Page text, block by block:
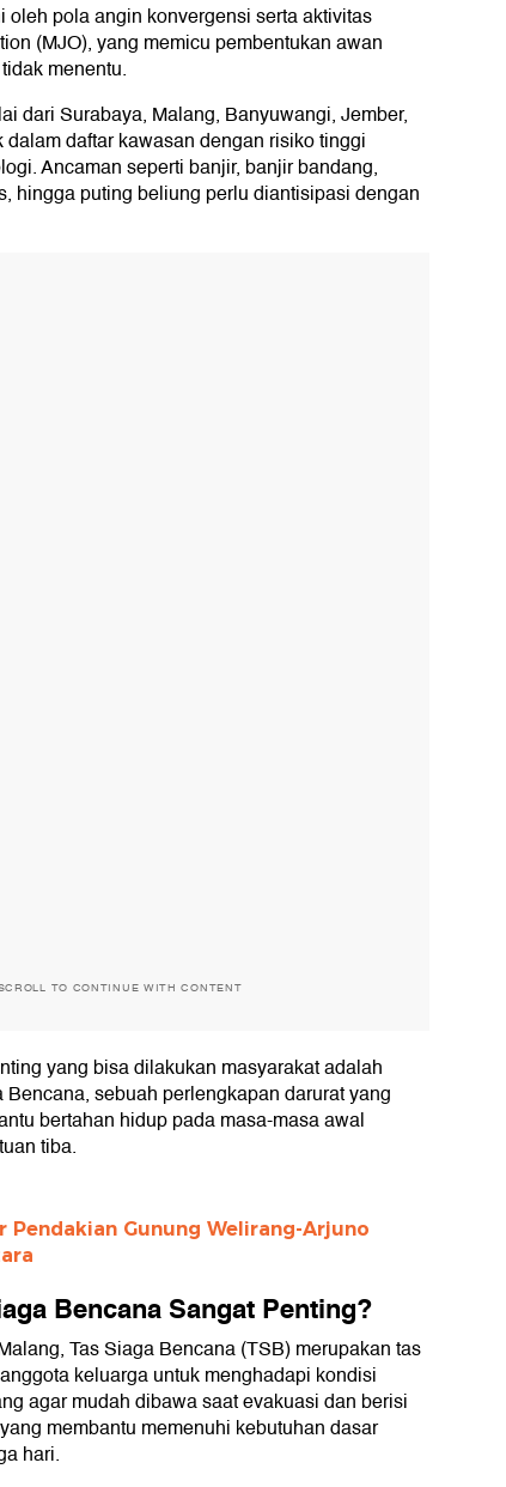
Mandi
pola angin konvergensi serta aktivitas
(MJO), yang memicu pembentukan awan
menentu.
dari Surabaya, Malang, Banyuwangi, Jember,
daftar kawasan dengan risiko tinggi
Ancaman seperti banjir, banjir bandang,
hingga puting beliung perlu diantisipasi dengan
TO CONTINUE WITH CONTENT
yang bisa dilakukan masyarakat adalah
sebuah perlengkapan darurat yang
bertahan hidup pada masa-masa awal
tiba.
Pendakian Gunung Welirang-Arjuno
Bencana Sangat Penting?
Tas Siaga Bencana (TSB) merupakan tas
keluarga untuk menghadapi kondisi
agar mudah dibawa saat evakuasi dan berisi
membantu memenuhi kebutuhan dasar
hari.